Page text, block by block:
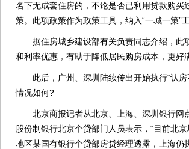
名下无成套住房的，不论是否已利用贷款购
策。此项政策作为政策工具，纳入“一城一策”
据住房城乡建设部有关负责同志介绍，此
和利率优惠，有助于降低居民购房成本，更好
此后，广州、深圳陆续传出开始执行“认房
情况如何?
北京商报记者从北京、上海、深圳银行网
股份制银行北京个贷部门人员表示，“目前北
地区某国有银行个贷部房贷经理透露，上海仍